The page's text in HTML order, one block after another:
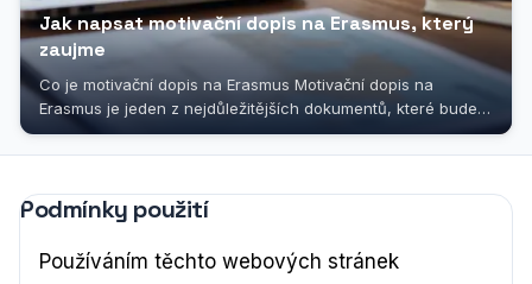
Jak napsat motivační dopis na Erasmus, který
zaujme
Co je motivační dopis na Erasmus Motivační dopis na
Erasmus je jeden z nejdůležitějších dokumentů, které budete
muset připravit, pokud se...
Podmínky použití
Používáním těchto webových stránek